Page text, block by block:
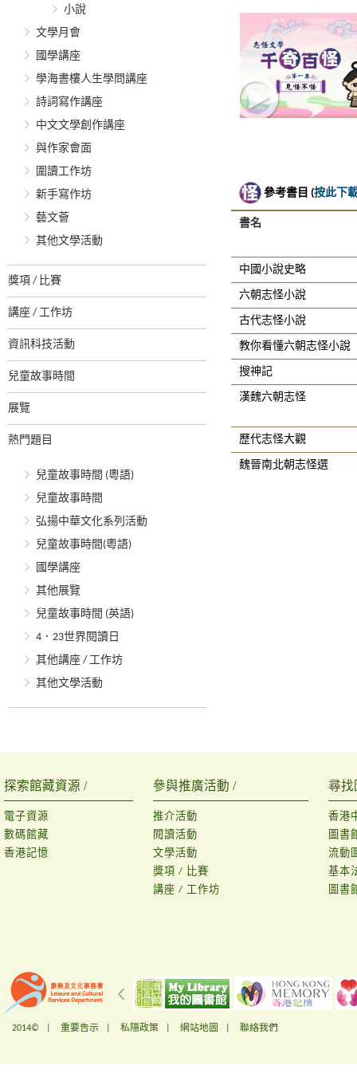
小說
文學月會
國學講座
學海書樓人生學問講座
詩詞寫作講座
中文文學創作講座
與作家會面
圍讀工作坊
新手寫作坊
藝文薈
其他文學活動
獎項 / 比賽
講座 / 工作坊
資訊科技活動
兒童故事時間
展覽
熱門題目
兒童故事時間 (粵語)
兒童故事時間
弘揚中華文化系列活動
兒童故事時間(粵語)
國學講座
其他展覽
兒童故事時間 (英語)
4．23世界閱讀日
其他講座 / 工作坊
其他文學活動
參考書目 (按此下
書名
中國小說史略
六朝志怪小說
古代志怪小說
教你看懂六朝志怪小說
搜神記
漢魏六朝志怪
歷代志怪大觀
魏晉南北朝志怪選
探索館藏資源 /
電子資源
數碼館藏
香港記憶
參與推廣活動 /
推介活動
閱讀活動
文學活動
獎項 / 比賽
講座 / 工作坊
尋找
香港
圖書
流動
基本
圖書
2014© | 重要告示 私隱政策 網站地圖 聯絡我們